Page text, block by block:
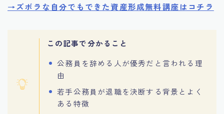
→ズボラな自分でもできた資産形成無料講座はコチラ
この記事で分かること
公務員を辞める人が優秀だと言われる理
由
若手公務員が退職を決断する背景とよく
ある特徴